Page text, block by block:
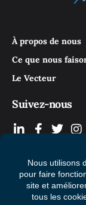
À propos de nous
Ce que nous
Le Vecteur
Suivez-nous